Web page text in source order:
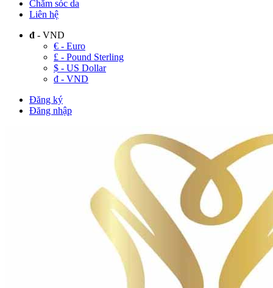
Chăm sóc da
Liên hệ
đ - VND
€ - Euro
£ - Pound Sterling
$ - US Dollar
đ - VND
Đăng ký
Đăng nhập